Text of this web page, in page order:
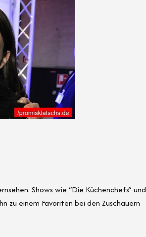
Shows wie “Die Küchenchefs” und
zu einem Favoriten bei den Zuschauern